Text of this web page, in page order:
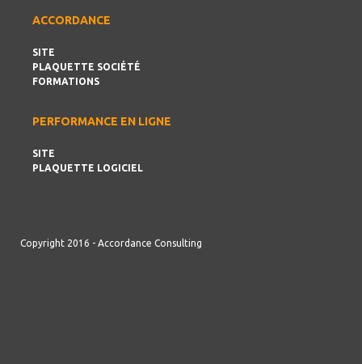
ACCORDANCE
SITE
PLAQUETTE SOCIÉTÉ
FORMATIONS
PERFORMANCE EN LIGNE
SITE
PLAQUETTE LOGICIEL
Copyright 2016 - Accordance Consulting